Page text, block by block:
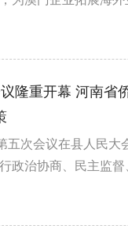
隆重开幕 河南省
次会议在县人民大
政治协商、民主监